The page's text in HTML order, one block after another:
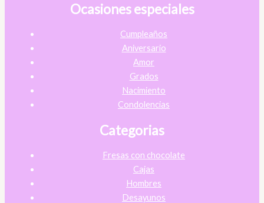
Ocasiones especiales
Cumpleaños
Aniversario
Amor
Grados
Nacimiento
Condolencias
Categorias
Fresas con chocolate
Cajas
Hombres
Desayunos